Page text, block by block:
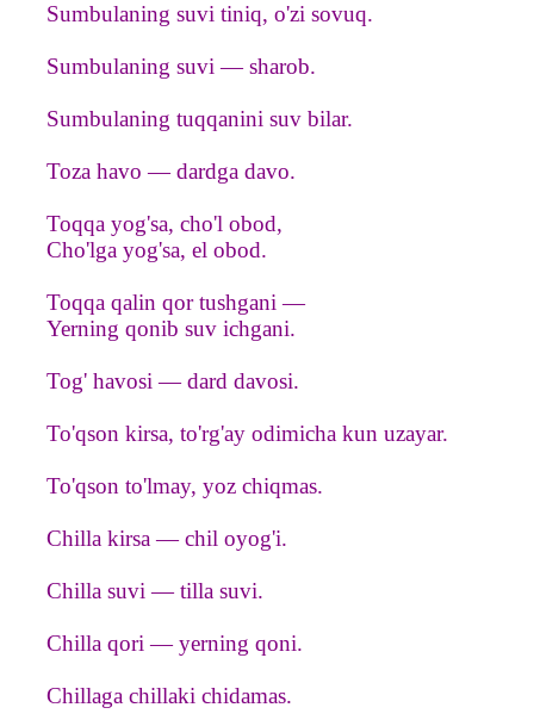
Sumbulaning suvi tiniq, o'zi sovuq.
Sumbulaning suvi — sharob.
Sumbulaning tuqqanini suv bilar.
Toza havo — dardga davo.
Toqqa yog'sa, cho'l obod,
Cho'lga yog'sa, el obod.
Toqqa qalin qor tushgani —
Yerning qonib suv ichgani.
Tog' havosi — dard davosi.
To'qson kirsa, to'rg'ay odimicha kun uzayar.
To'qson to'lmay, yoz chiqmas.
Chilla kirsa — chil oyog'i.
Chilla suvi — tilla suvi.
Chilla qori — yerning qoni.
Chillaga chillaki chidamas.